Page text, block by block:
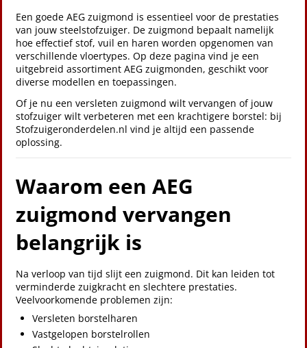
Een goede AEG zuigmond is essentieel voor de prestaties
van jouw steelstofzuiger. De zuigmond bepaalt namelijk
hoe effectief stof, vuil en haren worden opgenomen van
verschillende vloertypes. Op deze pagina vind je een
uitgebreid assortiment AEG zuigmonden, geschikt voor
diverse modellen en toepassingen.
Of je nu een versleten zuigmond wilt vervangen of jouw
stofzuiger wilt verbeteren met een krachtigere borstel: bij
Stofzuigeronderdelen.nl vind je altijd een passende
oplossing.
Waarom een AEG
zuigmond vervangen
belangrijk is
Na verloop van tijd slijt een zuigmond. Dit kan leiden tot
verminderde zuigkracht en slechtere prestaties.
Veelvoorkomende problemen zijn:
Versleten borstelharen
Vastgelopen borstelrollen